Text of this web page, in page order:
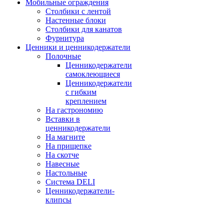
Мобильные ограждения
Столбики с лентой
Настенные блоки
Столбики для канатов
Фурнитура
Ценники и ценникодержатели
Полочные
Ценникодержатели
самоклеющиеся
Ценникодержатели
с гибким
креплением
На гастрономию
Вставки в
ценникодержатели
На магните
На прищепке
На скотче
Навесные
Настольные
Система DELI
Ценникодержатели-
клипсы